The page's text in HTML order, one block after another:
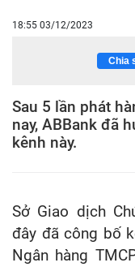
18:55 03/12/2023
Chia
Sau 5 lần phát
nay, ABBank đã
kênh này.
Sở Giao dịch
đây đã công bố
Ngân hàng